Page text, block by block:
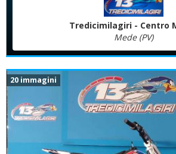
Tredicimilagiri - Centro
Mede (PV)
20 immagini